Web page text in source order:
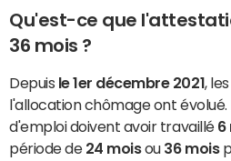
Qu'est-ce que
36 mois ?
Depuis le 1er décembre 2021 ,
l'allocation chômage ont évolué.
d'emploi doivent avoir travaillé 6
période de 24 moisou 36 mois